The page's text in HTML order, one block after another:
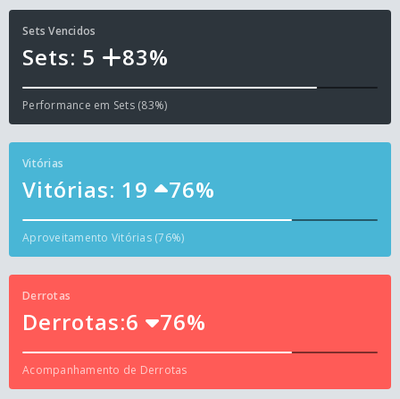
Sets Vencidos
Sets: 5 83%
Performance em Sets (83%)
Vitórias
Vitórias: 19 76%
Aproveitamento Vitórias (76%)
Derrotas
Derrotas:6 76%
Acompanhamento de Derrotas